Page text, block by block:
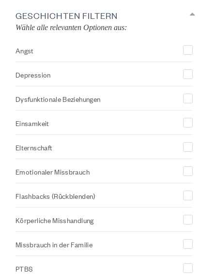
GESCHICHTEN FILTERN
Wähle alle relevanten Optionen aus:
Angst
Depression
Dysfunktionale Beziehungen
Einsamkeit
Elternschaft
Emotionaler Missbrauch
Flashbacks (Rückblenden)
Körperliche Misshandlung
Missbrauch in der Familie
PTBS